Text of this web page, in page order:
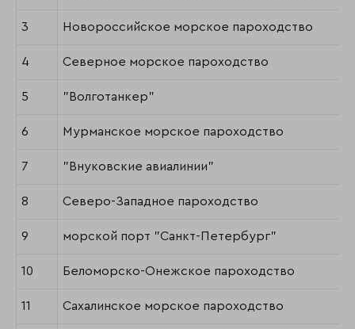
3 Новороссийское морское пароходство
4 Северное морское пароходство
5 "Волготанкер"
6 Мурманское морское пароходство
7 "Внуковские авиалинии"
8 Северо-Западное пароходство
9 морской порт "Санкт-Петербург"
10 Беломорско-Онежское пароходство
11 Сахалинское морское пароходство